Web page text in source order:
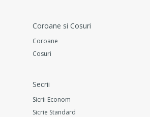
Coroane si Cosuri
Coroane
Cosuri
Secrii
Sicrii Econom
Sicrie Standard